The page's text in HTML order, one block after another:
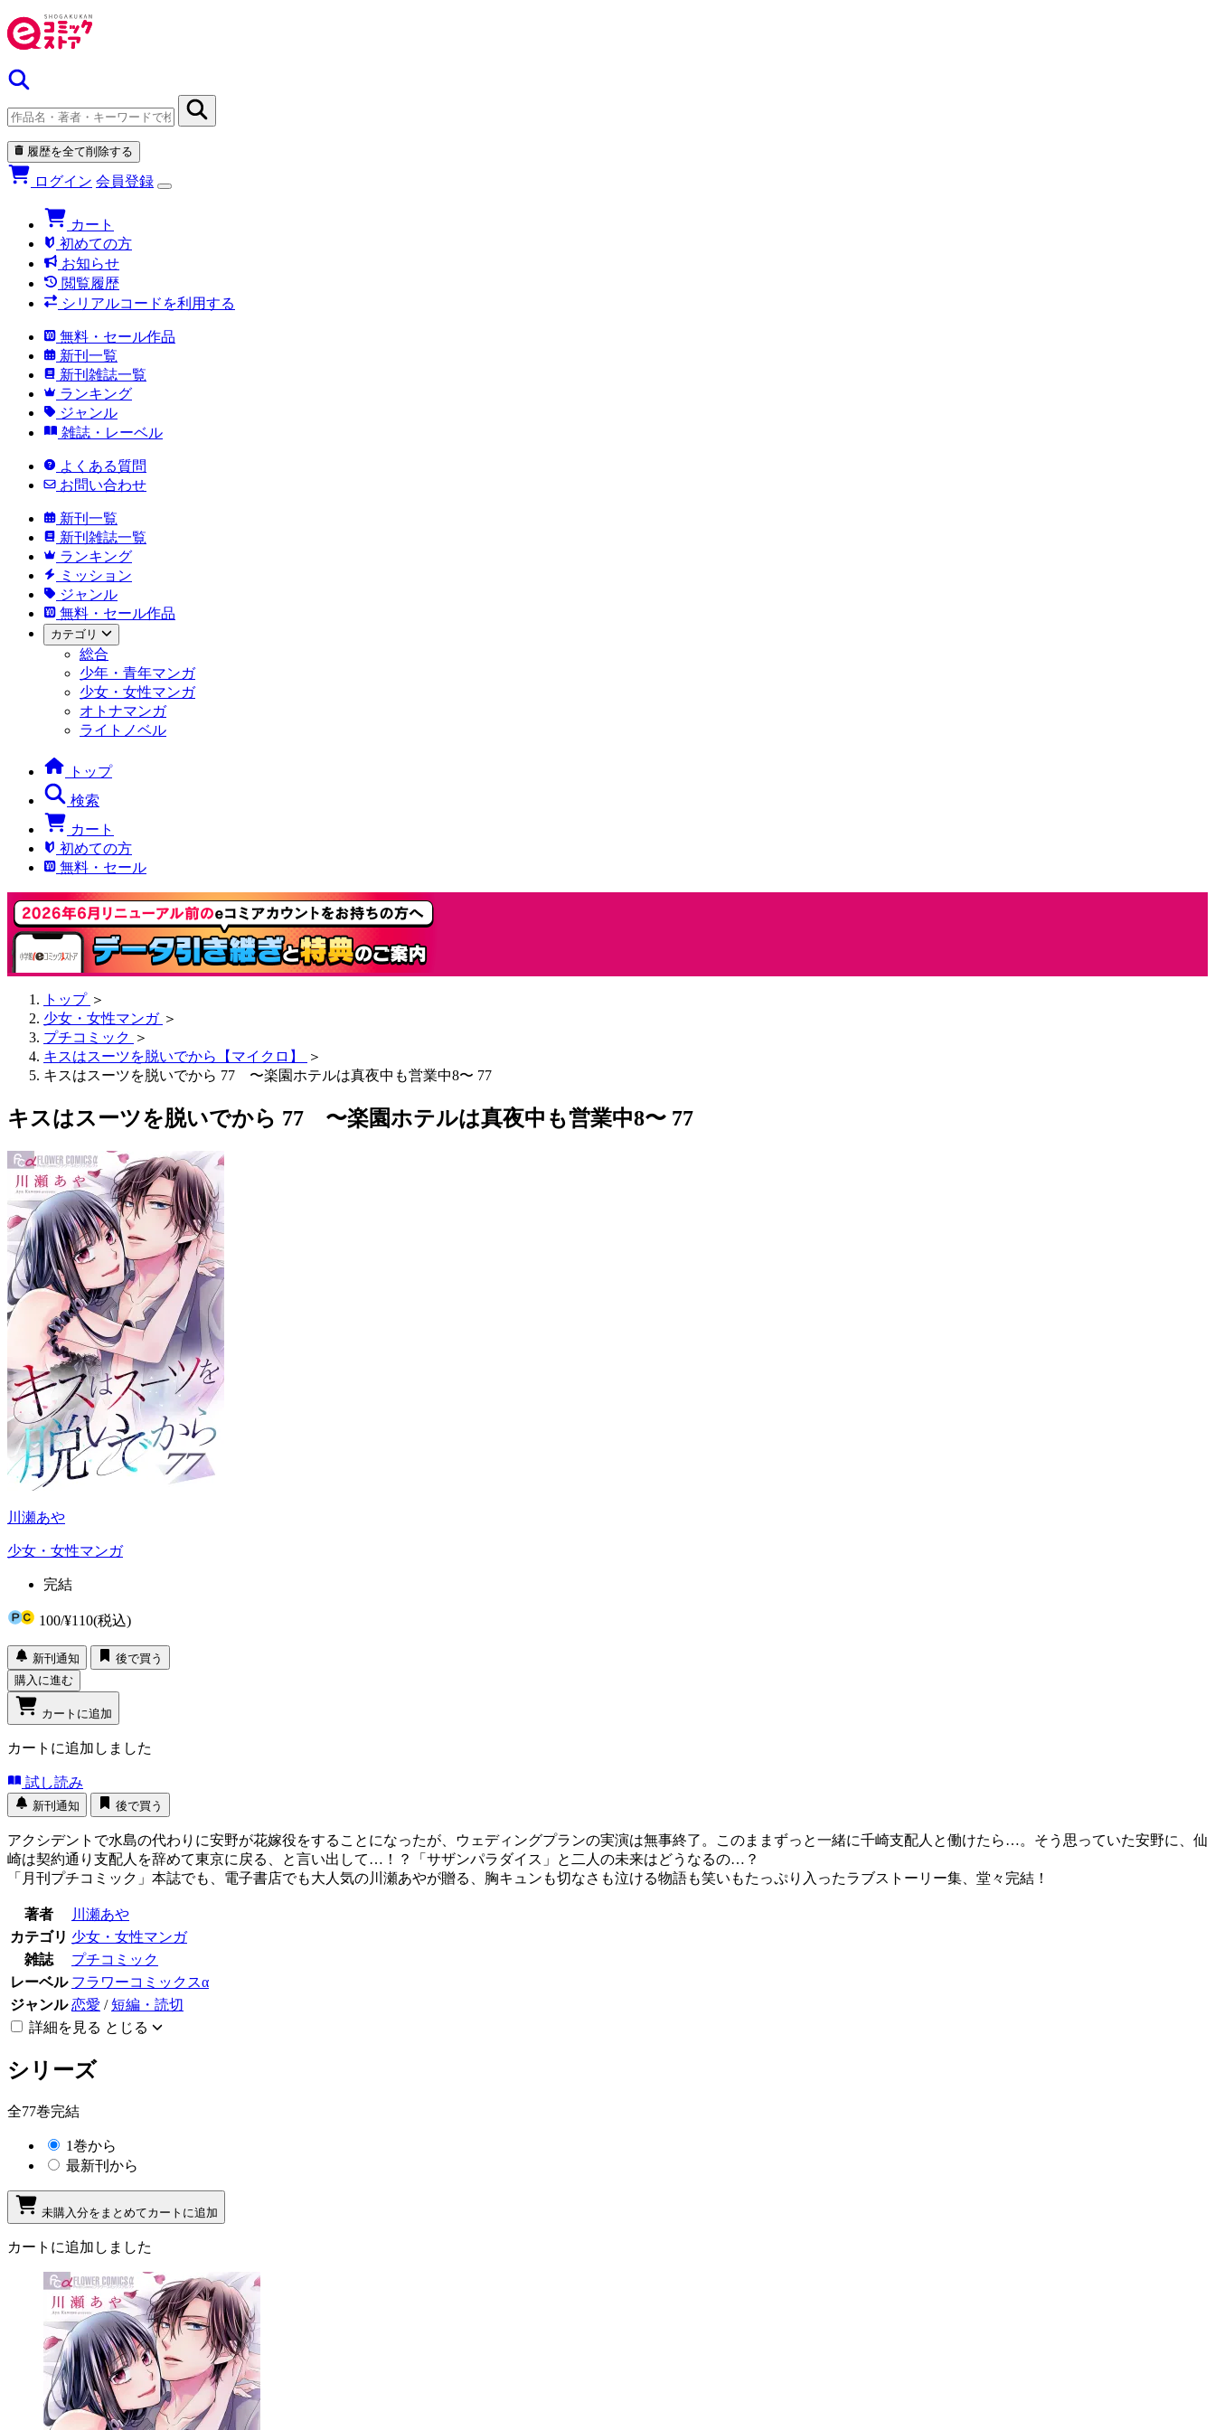
履歴を全て削除する
ログイン 会員登録
カート
初めての方
お知らせ
閲覧履歴
シリアルコードを利用する
無料・セール作品
新刊一覧
新刊雑誌一覧
ランキング
ジャンル
雑誌・レーベル
よくある質問
お問い合わせ
新刊一覧
新刊雑誌一覧
ランキング
ミッション
ジャンル
無料・セール作品
カテゴリ
総合
少年・青年マンガ
少女・女性マンガ
オトナマンガ
ライトノベル
トップ
検索
カート
初めての方
無料・セール
トップ ＞
少女・女性マンガ ＞
プチコミック ＞
キスはスーツを脱いでから【マイクロ】
＞
キスはスーツを脱いでから 77 〜楽園ホテルは真夜中も営業中8〜 77
キスはスーツを脱いでから 77 〜楽園ホテルは真夜中も営業中8〜 77
川瀬あや
少女・女性マンガ
完結
100/¥110(税込)
新刊通知
後で買う
購入に進む
カートに追加
カートに追加しました
試し読み
新刊通知 後で買う
アクシデントで水島の代わりに安野が花嫁役をすることになったが、ウェディングプランの実演は無事終了。このままずっと一緒に千崎支配人と働けたら…。そう思っていた安野に、仙
崎は契約通り支配人を辞めて東京に戻る、と言い出して…！？「サザンパラダイス」と二人の未来はどうなるの…？
「月刊プチコミック」本誌でも、電子書店でも大人気の川瀬あやが贈る、胸キュンも切なさも泣ける物語も笑いもたっぷり入ったラブストーリー集、堂々完結！
著者
川瀬あや
カテゴリ 少女・女性マンガ
雑誌
プチコミック
レーベル フラワーコミックスα
ジャンル 恋愛 /短編・読切
詳細を見る とじる
シリーズ
全77巻完結
1巻から
最新刊から
未購入分をまとめてカートに追加
カートに追加しました